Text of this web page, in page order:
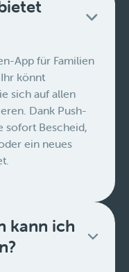
App für Familien
könnt
sich auf allen
Dank Push-
sofort Bescheid,
ein neues
kann ich